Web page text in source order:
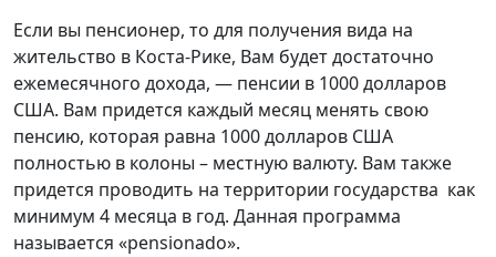
Если вы пенсионер, то для получения вида на
жительство в Коста-Рике, Вам будет достаточно
ежемесячного дохода, — пенсии в 1000 долларов
США. Вам придется каждый месяц менять свою
пенсию, которая равна 1000 долларов США
полностью в колоны – местную валюту. Вам также
придется проводить на территории государства как
минимум 4 месяца в год. Данная программа
называется «pensionado».